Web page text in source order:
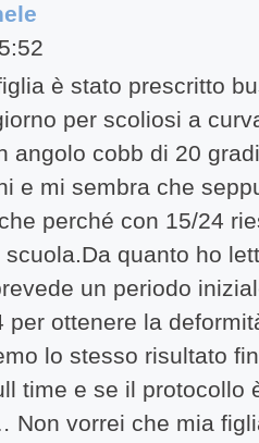
è stato prescritto
per scoliosi a
angolo cobb di 20
e mi sembra che
perché con 15/24
quanto ho
un periodo
per ottenere la
lo stesso risultato
time e se il protocollo
Non vorrei che mia